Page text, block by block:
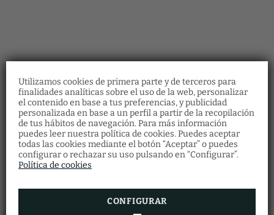
Utilizamos cookies de primera parte y de terceros para
finalidades analíticas sobre el uso de la web, personalizar
el contenido en base a tus preferencias, y publicidad
personalizada en base a un perfil a partir de la recopilación
de tus hábitos de navegación. Para más información
puedes leer nuestra política de cookies. Puedes aceptar
todas las cookies mediante el botón “Aceptar” o puedes
configurar o rechazar su uso pulsando en “Configurar”.
Política de cookies
CONFIGURAR
Restaurante
Haz tu reserva en el restaurante
cumplimentando el formulario.
RESERVAR AHORA
Bonos regalo
Descubre nuestros bonos regalo y ofrece a
tus seres queridos multitud de experiencias